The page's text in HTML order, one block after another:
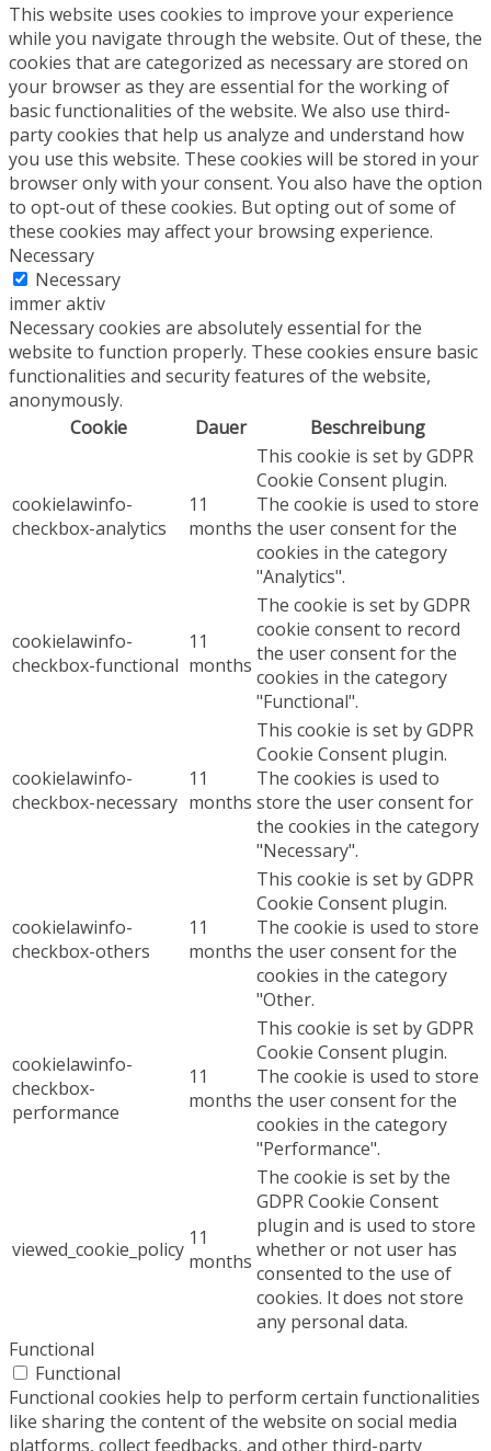
This website uses cookies to improve your experience
while you navigate through the website. Out of these, the
cookies that are categorized as necessary are stored on
your browser as they are essential for the working of
basic functionalities of the website. We also use third-
party cookies that help us analyze and understand how
you use this website. These cookies will be stored in your
browser only with your consent. You also have the option
to opt-out of these cookies. But opting out of some of
these cookies may affect your browsing experience.
Necessary
Necessary
immer aktiv
Necessary cookies are absolutely essential for the
website to function properly. These cookies ensure basic
functionalities and security features of the website,
anonymously.
Cookie
Dauer Beschreibung
cookielawinfo-
checkbox-analytics
11
months
This cookie is set by GDPR
Cookie Consent plugin.
The cookie is used to store
the user consent for the
cookies in the category
"Analytics".
cookielawinfo-
checkbox-functional
11
months
The cookie is set by GDPR
cookie consent to record
the user consent for the
cookies in the category
"Functional".
cookielawinfo-
checkbox-necessary
11
months
This cookie is set by GDPR
Cookie Consent plugin.
The cookies is used to
store the user consent for
the cookies in the category
"Necessary".
cookielawinfo-
checkbox-others
11
months
This cookie is set by GDPR
Cookie Consent plugin.
The cookie is used to store
the user consent for the
cookies in the category
"Other.
cookielawinfo-
checkbox-
performance
11
months
This cookie is set by GDPR
Cookie Consent plugin.
The cookie is used to store
the user consent for the
cookies in the category
"Performance".
viewed_cookie_policy 11
months
The cookie is set by the
GDPR Cookie Consent
plugin and is used to store
whether or not user has
consented to the use of
cookies. It does not store
any personal data.
Functional
Functional
Functional cookies help to perform certain functionalities
like sharing the content of the website on social media
platforms, collect feedbacks, and other third-party